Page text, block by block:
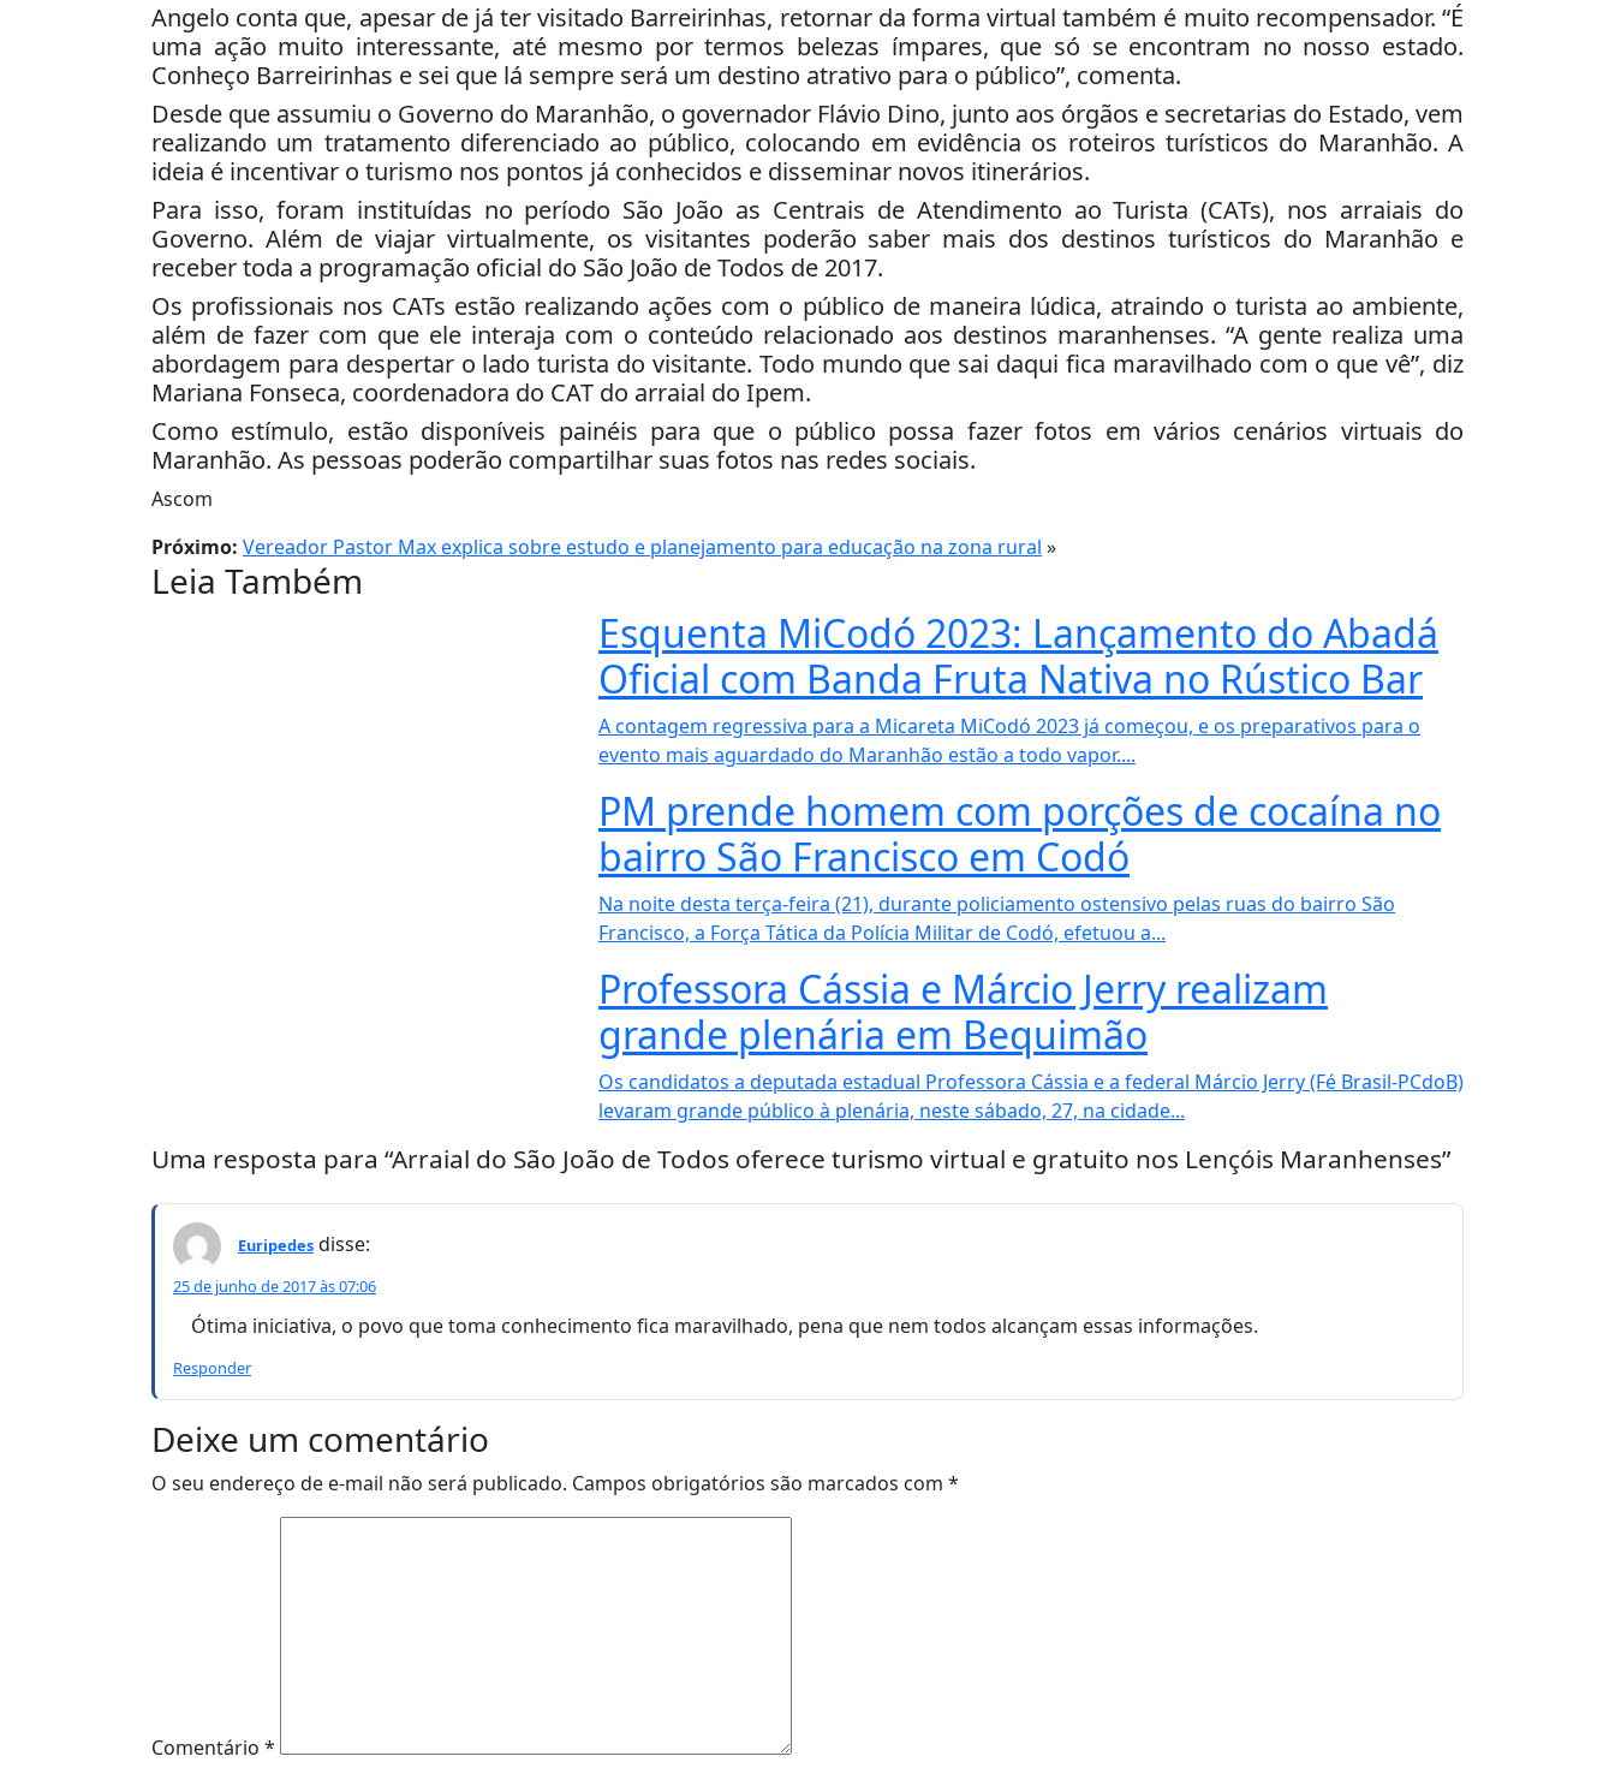
Angelo conta que, apesar de já ter visitado Barreirinhas, retornar da forma virtual também é muito recompensador. “É
uma ação muito interessante, até mesmo por termos belezas ímpares, que só se encontram no nosso estado.
Conheço Barreirinhas e sei que lá sempre será um destino atrativo para o público”, comenta.
Desde que assumiu o Governo do Maranhão, o governador Flávio Dino, junto aos órgãos e secretarias do Estado, vem
realizando um tratamento diferenciado ao público, colocando em evidência os roteiros turísticos do Maranhão. A
ideia é incentivar o turismo nos pontos já conhecidos e disseminar novos itinerários.
Para isso, foram instituídas no período São João as Centrais de Atendimento ao Turista (CATs), nos arraiais do
Governo. Além de viajar virtualmente, os visitantes poderão saber mais dos destinos turísticos do Maranhão e
receber toda a programação oficial do São João de Todos de 2017.
Os profissionais nos CATs estão realizando ações com o público de maneira lúdica, atraindo o turista ao ambiente,
além de fazer com que ele interaja com o conteúdo relacionado aos destinos maranhenses. “A gente realiza uma
abordagem para despertar o lado turista do visitante. Todo mundo que sai daqui fica maravilhado com o que vê”, diz
Mariana Fonseca, coordenadora do CAT do arraial do Ipem.
Como estímulo, estão disponíveis painéis para que o público possa fazer fotos em vários cenários virtuais do
Maranhão. As pessoas poderão compartilhar suas fotos nas redes sociais.
Ascom
Próximo: Vereador Pastor Max explica sobre estudo e planejamento para educação na zona rural »
Leia Também
Esquenta MiCodó 2023: Lançamento do Abadá
Oficial com Banda Fruta Nativa no Rústico Bar
A contagem regressiva para a Micareta MiCodó 2023 já começou, e os preparativos para o
evento mais aguardado do Maranhão estão a todo vapor....
PM prende homem com porções de cocaína no
bairro São Francisco em Codó
Na noite desta terça-feira (21), durante policiamento ostensivo pelas ruas do bairro São
Francisco, a Força Tática da Polícia Militar de Codó, efetuou a...
Professora Cássia e Márcio Jerry realizam
grande plenária em Bequimão
Os candidatos a deputada estadual Professora Cássia e a federal Márcio Jerry (Fé Brasil-PCdoB)
levaram grande público à plenária, neste sábado, 27, na cidade...
Uma resposta para “Arraial do São João de Todos oferece turismo virtual e gratuito nos Lençóis Maranhenses”
Euripedes disse:
25 de junho de 2017 às 07:06
Ótima iniciativa, o povo que toma conhecimento fica maravilhado, pena que nem todos alcançam essas informações.
Responder
Deixe um comentário
O seu endereço de e-mail não será publicado. Campos obrigatórios são marcados com *
Comentário *